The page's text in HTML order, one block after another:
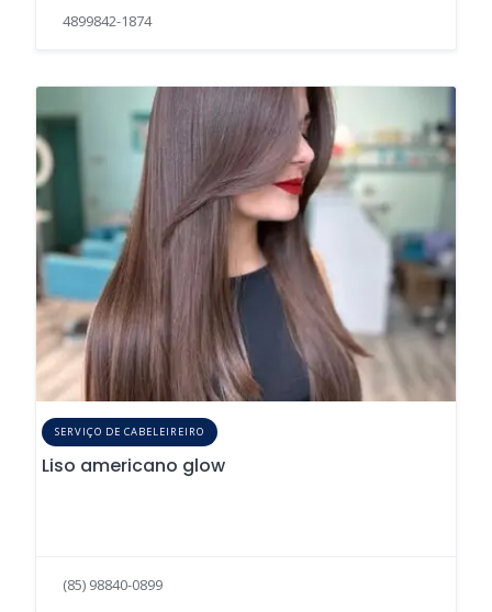
4899842-1874
SERVIÇO DE CABELEIREIRO
Liso americano glow
(85) 98840-0899